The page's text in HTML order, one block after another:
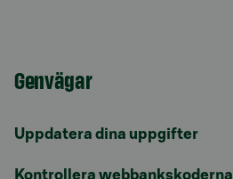
Genvägar
Uppdatera dina uppgifter
Kontrollera webbankskoderna